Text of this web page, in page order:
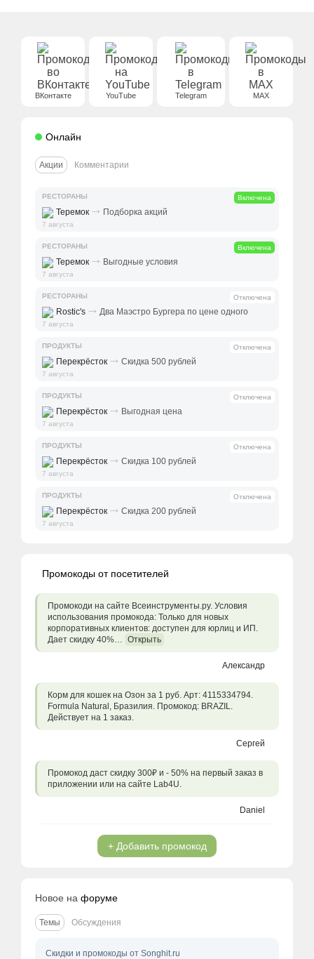
ВКонтакте YouTube Telegram MAX
Онлайн
Акции Комментарии
РЕСТОРАНЫ Включена
Теремок ⤑ Подборка акций
7 августа
РЕСТОРАНЫ Включена
Теремок ⤑ Выгодные условия
7 августа
РЕСТОРАНЫ Отключена
Rostic's ⤑ Два Маэстро Бургера по цене одного
7 августа
ПРОДУКТЫ Отключена
Перекрёсток ⤑ Скидка 500 рублей
7 августа
ПРОДУКТЫ Отключена
Перекрёсток ⤑ Выгодная цена
7 августа
ПРОДУКТЫ Отключена
Перекрёсток ⤑ Скидка 100 рублей
7 августа
ПРОДУКТЫ Отключена
Перекрёсток ⤑ Скидка 200 рублей
7 августа
Промокоды от посетителей
Промокоди на сайте Всеинструменты.ру. Условия
использования промокода: Только для новых
корпоративных клиентов: доступен для юрлиц и ИП.
Дает скидку 40%… Открыть
Александр
Корм для кошек на Озон за 1 руб. Арт: 4115334794.
Formula Natural, Бразилия. Промокод: BRAZIL.
Действует на 1 заказ.
Сергей
Промокод даст скидку 300₽ и - 50% на первый заказ в
приложении или на сайте Lab4U.
Daniel
+ Добавить промокод
Новое на форуме
Темы Обсуждения
Скидки и промокоды от Songhit.ru